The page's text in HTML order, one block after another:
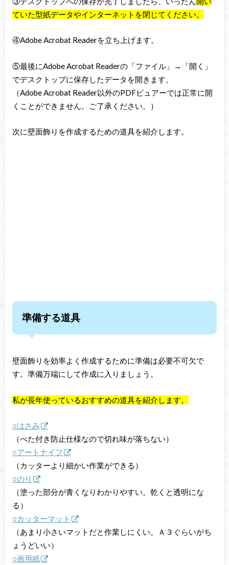
ていた型紙データやインターネットを閉じてください。
④Adobe Acrobat Readerを立ち上げます。
⑤最後にAdobe Acrobat Readerの「ファイル」→「開く」
でデスクトップに保存したデータを開きます。
（Adobe Acrobat Reader以外のPDFビュアーでは正常に開
くことができません。ご了承ください。）
次に壁面飾りを作成するための道具を紹介します。
準備する道具
壁面飾りを効率よく作成するために準備は必要不可欠で
す。準備万端にして作成に入りましょう。
私が長年使っているおすすめの道具を紹介します。
○はさみ
（べた付き防止仕様なので切れ味が落ちない）
○アートナイフ
（カッターより細かい作業ができる）
○のり
（塗った部分が青くなりわかりやすい。乾くと透明にな
る）
○カッターマット
（あまり小さいマットだと作業しにくい。Ａ３ぐらいがち
ょうどいい）
○画用紙